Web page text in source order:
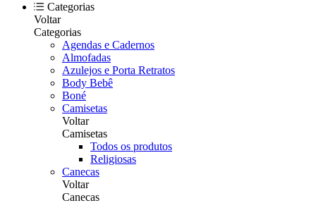
Categorias
Voltar
Categorias
Agendas e Cadernos
Almofadas
Azulejos e Porta Retratos
Body Bebê
Boné
Camisetas
Voltar
Camisetas
Todos os produtos
Religiosas
Canecas
Voltar
Canecas